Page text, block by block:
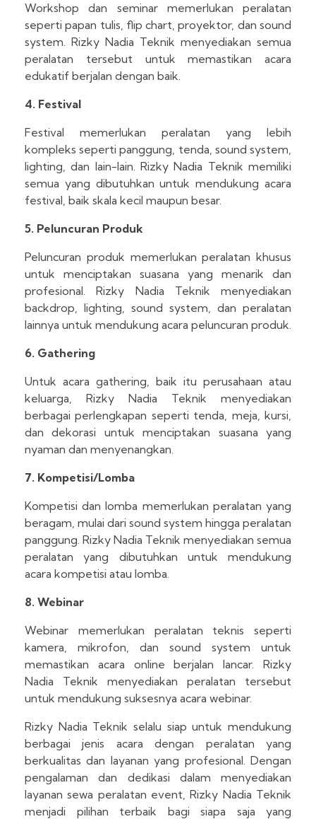
Workshop dan seminar memerlukan peralatan
seperti papan tulis, flip chart, proyektor, dan sound
system. Rizky Nadia Teknik menyediakan semua
peralatan tersebut untuk memastikan acara
edukatif berjalan dengan baik.
4. Festival
Festival memerlukan peralatan yang lebih
kompleks seperti panggung, tenda, sound system,
lighting, dan lain-lain. Rizky Nadia Teknik memiliki
semua yang dibutuhkan untuk mendukung acara
festival, baik skala kecil maupun besar.
5. Peluncuran Produk
Peluncuran produk memerlukan peralatan khusus
untuk menciptakan suasana yang menarik dan
profesional. Rizky Nadia Teknik menyediakan
backdrop, lighting, sound system, dan peralatan
lainnya untuk mendukung acara peluncuran produk.
6. Gathering
Untuk acara gathering, baik itu perusahaan atau
keluarga, Rizky Nadia Teknik menyediakan
berbagai perlengkapan seperti tenda, meja, kursi,
dan dekorasi untuk menciptakan suasana yang
nyaman dan menyenangkan.
7. Kompetisi/Lomba
Kompetisi dan lomba memerlukan peralatan yang
beragam, mulai dari sound system hingga peralatan
panggung. Rizky Nadia Teknik menyediakan semua
peralatan yang dibutuhkan untuk mendukung
acara kompetisi atau lomba.
8. Webinar
Webinar memerlukan peralatan teknis seperti
kamera, mikrofon, dan sound system untuk
memastikan acara online berjalan lancar. Rizky
Nadia Teknik menyediakan peralatan tersebut
untuk mendukung suksesnya acara webinar.
Rizky Nadia Teknik selalu siap untuk mendukung
berbagai jenis acara dengan peralatan yang
berkualitas dan layanan yang profesional. Dengan
pengalaman dan dedikasi dalam menyediakan
layanan sewa peralatan event, Rizky Nadia Teknik
menjadi pilihan terbaik bagi siapa saja yang